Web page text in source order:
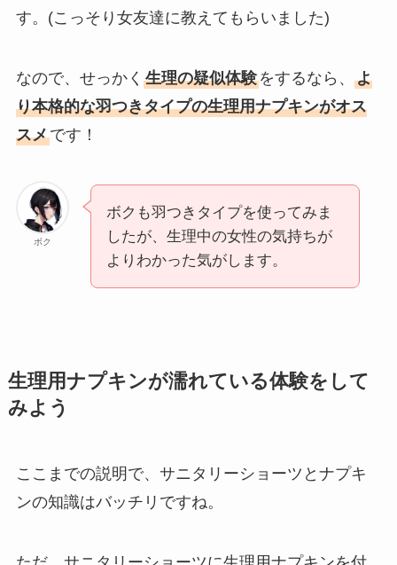
す。(こっそり女友達に教えてもらいました)
なので、せっかく 生理の疑似体験をするなら、 よ
り本格的な羽つきタイプの生理用ナプキンがオス
スメです！
ボク
ボクも羽つきタイプを使ってみま
したが、生理中の女性の気持ちが
よりわかった気がします。
生理用ナプキンが濡れている体験をして
みよう
ここまでの説明で、サニタリーショーツとナプキ
ンの知識はバッチリですね。